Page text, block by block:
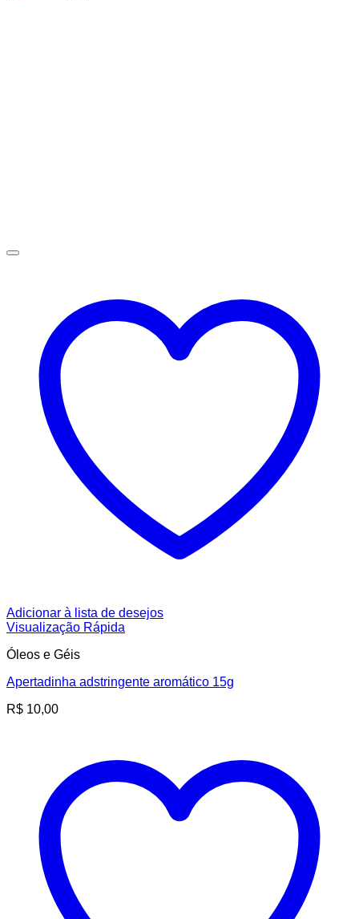
Adicionar à lista de desejos
Visualização Rápida
Óleos e Géis
Apertadinha adstringente aromático 15g
R$ 10,00